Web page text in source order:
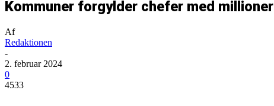
Kommuner forgylder chefer med millioner
Af
Redaktionen
-
2. februar 2024
0
4533